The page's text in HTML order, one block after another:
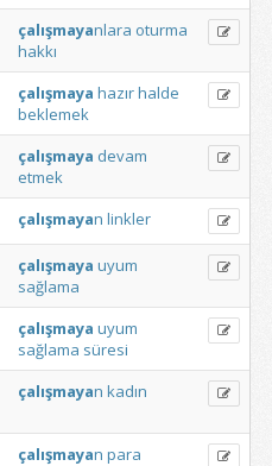
çalışmayanlara oturma
hakkı
çalışmaya hazırhalde
beklemek
çalışmaya devam
etmek
çalışmayan linkler
çalışmaya uyum
sağlama
çalışmaya uyum
sağlama süresi
çalışmayan kadın
çalışmayan para